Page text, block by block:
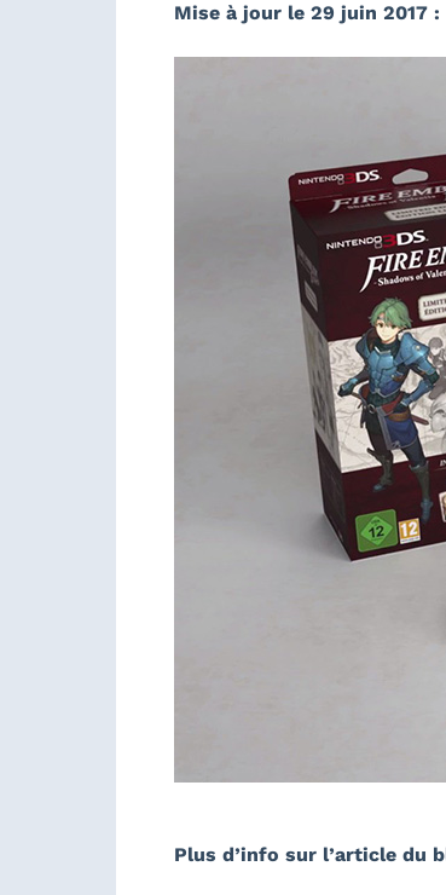
Mise à jour le 29 juin 2017 :
Plus d’info sur l’article du